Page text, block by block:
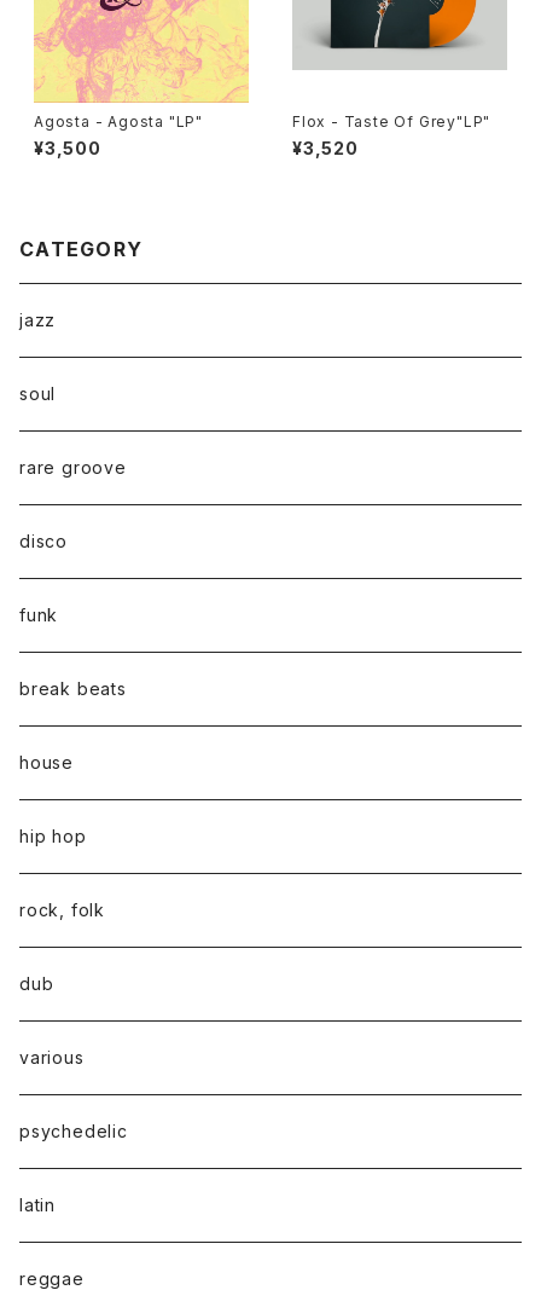
Agosta - Agosta "LP"
¥3,500
Flox - Taste Of Grey"LP"
¥3,520
CATEGORY
jazz
soul
rare groove
disco
funk
break beats
house
hip hop
rock, folk
dub
various
psychedelic
latin
reggae